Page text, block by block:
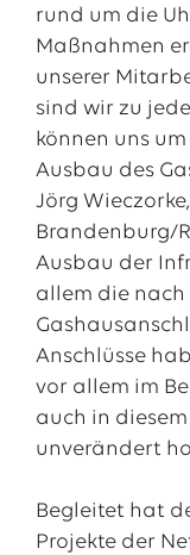
rund um die
Maßnahmen
unserer
sind wir zu
können uns
Ausbau des
Jörg
Brandenburg/
Ausbau der
allem die nach
Anschlüsse
vor allem im
auch in
unverändert
Begleitet hat
Projekte der